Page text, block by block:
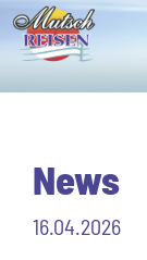
News
16.04.2026